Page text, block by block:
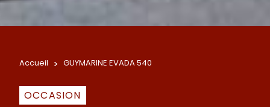
Accueil > GUYMARINE EVADA 540
OCCASION